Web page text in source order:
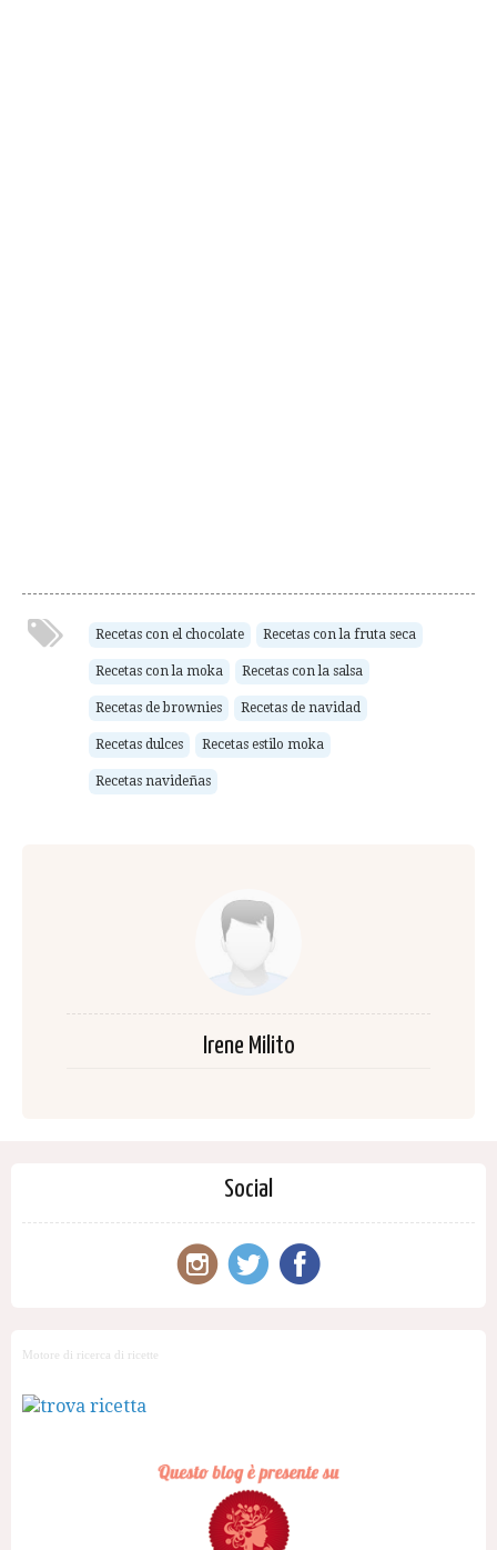
Recetas con el chocolate Recetas con la fruta seca
Recetas con la moka Recetas con la salsa
Recetas de brownies Recetas de navidad
Recetas dulces Recetas estilo moka
Recetas navideñas
Irene Milito
Social
Motore di ricerca di ricette